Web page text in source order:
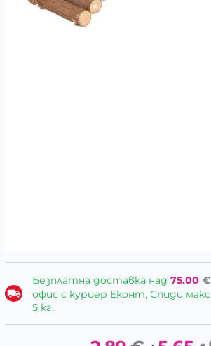
Безплатна доставка над 75.00 €
офис с куриер Еконт, Спиди
5 кг.